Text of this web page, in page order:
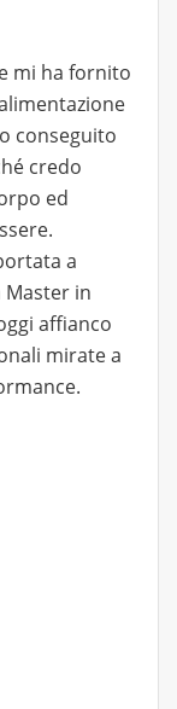
mi ha fornito
conseguito
credo
ed
a
in
affianco
mirate a